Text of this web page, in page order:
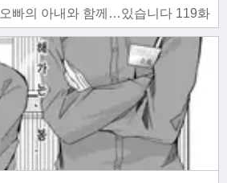
오빠의 아내와 함께…있습니다 119화